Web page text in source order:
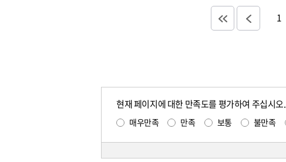
1
현재 페이지에 대한 만족도를 평가하여 주십시오.
매우만족 만족 보통 불만족